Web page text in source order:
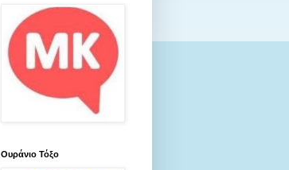
Ουράνιο Τόξο